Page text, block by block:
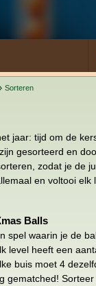
Sorteren
jaar: tijd om de
gesorteerd en
zodat je de
en voltooi elk
Balls
spel waarin je de
level heeft een
buis moet 4
gematched!